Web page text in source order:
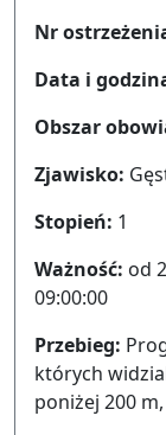
Nr
Data i
Obszar
Zjawisko:
Stopień: 1
Ważność: od
09:00:00
Przebieg:
których
poniżej 200